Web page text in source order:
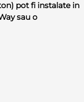
pot fi instalate in
sau o